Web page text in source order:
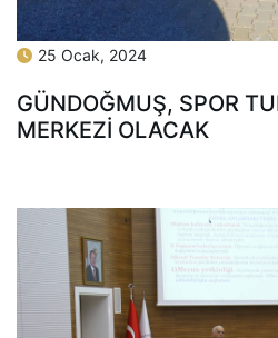
25 Ocak, 2024
GÜNDOĞMUŞ, SPOR
MERKEZİ OLACAK